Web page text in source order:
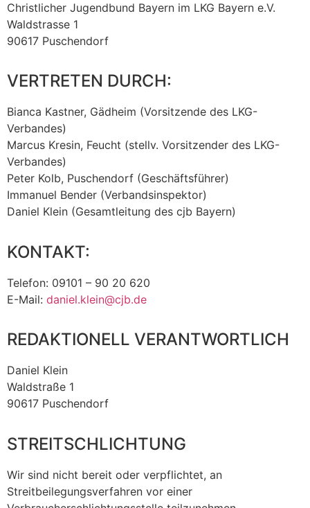
Christlicher Jugendbund Bayern im LKG Bayern e.V.
Waldstrasse 1
90617 Puschendorf
VERTRETEN DURCH:
Bianca Kastner, Gädheim (Vorsitzende des LKG-
Verbandes)
Marcus Kresin, Feucht (stellv. Vorsitzender des LKG-
Verbandes)
Peter Kolb, Puschendorf (Geschäftsführer)
Immanuel Bender (Verbandsinspektor)
Daniel Klein (Gesamtleitung des cjb Bayern)
KONTAKT:
Telefon: 09101 – 90 20 620
E-Mail: daniel.klein@cjb.de
REDAKTIONELL VERANTWORTLICH
Daniel Klein
Waldstraße 1
90617 Puschendorf
STREITSCHLICHTUNG
Wir sind nicht bereit oder verpflichtet, an
Streitbeilegungsverfahren vor einer